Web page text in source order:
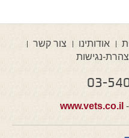
אודותינו
צור קשר
נגישות
03-
www.vets.co.il